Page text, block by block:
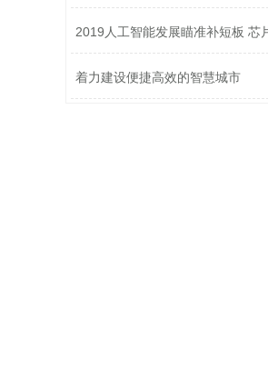
着力建设便捷高效的智慧城市